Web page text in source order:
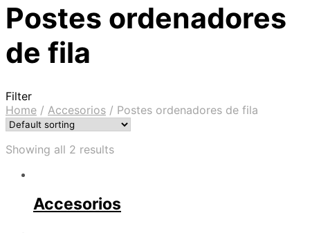
Postes ordenadores
de fila
Filter
Home / Accesorios / Postes ordenadores de fila
Showing all 2 results
Accesorios